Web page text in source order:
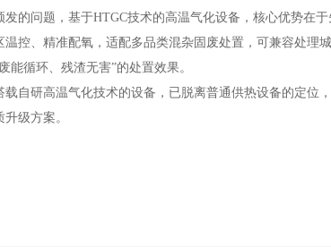
的问题，基于HTGC技术的高温气化设备，核心优势在
控、精准配氧，适配多品类混杂固废处置，可兼容处理
循环、残渣无害”的处置效果。
自研高温气化技术的设备，已脱离普通供热设备的定位
级方案。